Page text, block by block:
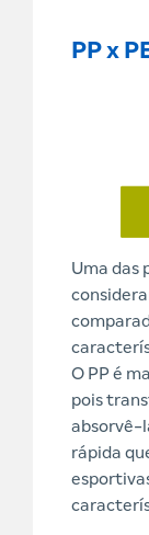
PP x
Uma das
O PP é
pois
absorvê-
rápida